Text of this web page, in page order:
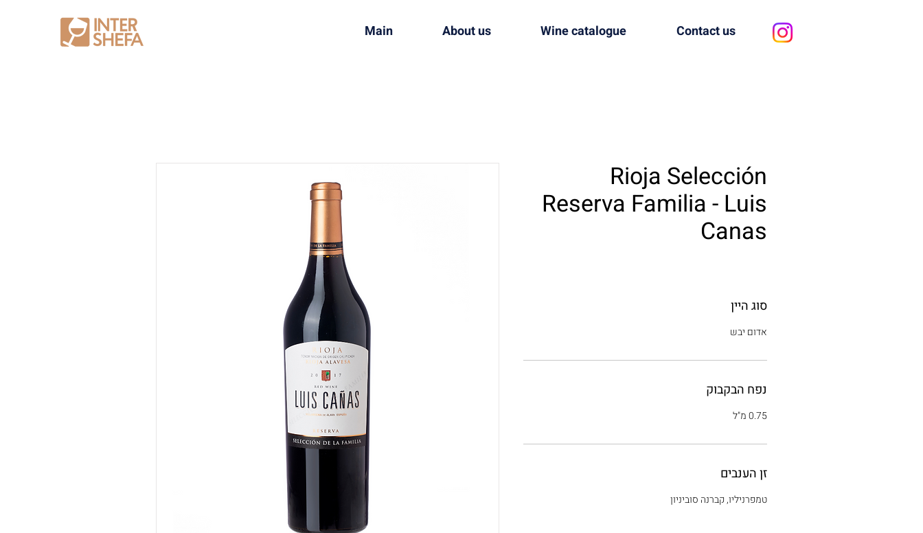
Contact us
Wine catalogue
About us
Main
Rioja Selección
Reserva Familia - Luis
Canas
סוג היין
אדום יבש
נפח הבקבוק
0.75 מ"ל
זן הענבים
טמפרניליו, קברנה סוביניון